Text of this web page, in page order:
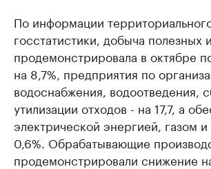
По информации
госстатистики, добыча полезных
продемонстрировала в октябре
на 8,7%, предприятия по
водоснабжения, водоотведения,
утилизации отходов - на 17,7, а
электрической энергией, газом
0,6%. Обрабатывающие
продемонстрировали снижение